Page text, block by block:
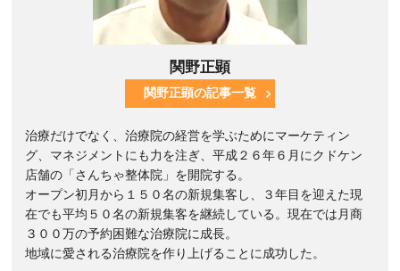
関野正顕
関野正顕の記事一覧
治療だけでなく、治療院の経営を学ぶためにマーケティン
グ、マネジメントにも力を注ぎ、平成２６年６月にクドケン
店舗の「さんちゃ整体院」を開院する。
オープン初月から１５０名の新規集客し、３年目を迎えた現
在でも平均５０名の新規集客を継続している。現在では月商
３００万の予約困難な治療院に成長。
地域に愛される治療院を作り上げることに成功した。